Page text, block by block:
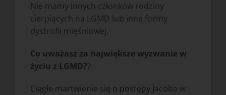
Nie mamy innych członków rodziny
cierpiących na LGMD lub inne formy
dystrofii mięśniowej.
Co uważasz za największe wyzwanie w
życiu z LGMD??
Ciągłe martwienie się o postępy Jacoba w